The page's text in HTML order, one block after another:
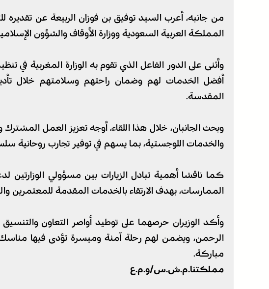
من جانبه، أعرب السيد توفيق بن فوزان الربيعة عن تقديره
المملكة العربية السعودية ووزارة الأوقاف والشؤون
وأثنى على الدور الفاعل الذي تقوم به الوزارة المغربية
أفضل الخدمات لهم وضمان راحتهم وسلامتهم خلال
المقدسة.
وبحث الجانبان، خلال هذا اللقاء، أوجه تعزيز العمل المشترك
والخدمات اللوجستية، بما يسهم في توفير تجارب روحانية
كما ناقشا أهمية تبادل الزيارات بين مسؤولي
الممارسات، بهدف الارتقاء بالخدمات المقدمة للمعتمرين
وأكد الوزيران حرصهما على توطيد أواصر التعاون
الرحمن، ويضمن لهم رحلة آمنة وميسرة تؤدى فيها مناسك
مباركة.
مملكتنا.م.ش.س/و.م.ع